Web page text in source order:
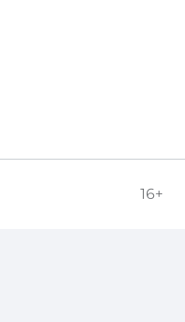
16+